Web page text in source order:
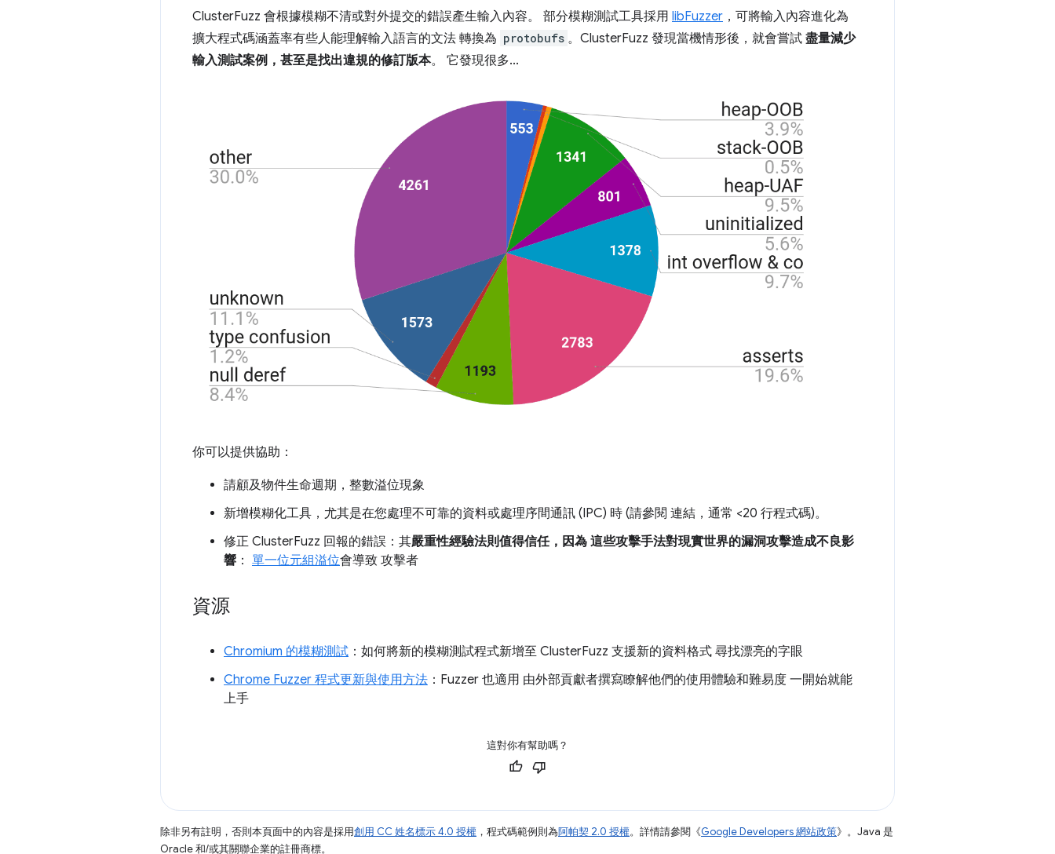
ClusterFuzz 會根據模糊不清或對外提交的錯誤產生輸入內容。 部分模糊測試工具採用 libFuzzer ，可將輸入內容進化為
擴大程式碼涵蓋率有些人能理解輸入語言的文法 轉換為 protobufs 。ClusterFuzz 發現當機情形後，就會嘗試 盡量減少
輸入測試案例，甚至是找出違規的修訂版本。 它發現很多...
你可以提供協助：
請顧及物件生命週期，整數溢位現象
新增模糊化工具，尤其是在您處理不可靠的資料或處理序間通訊 (IPC) 時 (請參閱 連結，通常 <20 行程式碼)。
修正 ClusterFuzz 回報的錯誤：其嚴重性經驗法則值得信任，因為 這些攻擊手法對現實世界的漏洞攻擊造成不良影
響 ： 單一位元組溢位會導致 攻擊者
資源
Chromium 的模糊測試 ：如何將新的模糊測試程式新增至 ClusterFuzz 支援新的資料格式 尋找漂亮的字眼
Chrome Fuzzer 程式更新與使用方法 ：Fuzzer 也適用 由外部貢獻者撰寫瞭解他們的使用體驗和難易度 一開始就能
上手
這對你有幫助嗎？
除非另有註明，否則本頁面中的內容是採用創用 CC 姓名標示 4.0 授權 ，程式碼範例則為阿帕契 2.0 授權。詳情請參閱《Google Developers 網站政策》。Java 是
Oracle 和/或其關聯企業的註冊商標。